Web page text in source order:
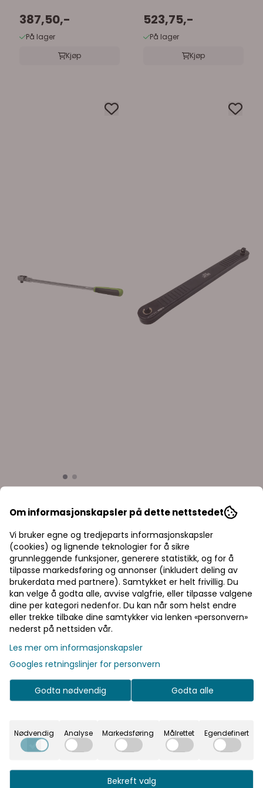
387,50,-
På lager
Kjøp
523,75,-
På lager
Kjøp
ledd 457mm S01208
629,00,-
På lager
Kjøp
1/4 og 3/8 4058-WW
1.086,25,-
På lager
Kjøp
Priser inkl. eller
ekskl. mva
velge om du vil se
prisene med eller uten
moms.
Inkl.
Ekskl.
Om informasjonskapsler på dette nettstedet
Vi bruker egne og tredjeparts informasjonskapsler
(cookies) og lignende teknologier for å sikre
grunnleggende funksjoner, generere statistikk, og for å
tilpasse markedsføring og annonser (inkludert deling av
brukerdata med partnere). Samtykket er helt frivillig. Du
kan velge å godta alle, avvise valgfrie, eller tilpasse valgene
dine per kategori nedenfor. Du kan når som helst endre
eller trekke tilbake dine samtykker via lenken «personvern»
nederst på nettsiden vår.
Les mer om informasjonskapsler
Googles retningslinjer for personvern
Godta nødvendig Godta alle
Nødvendig Analyse Markedsføring Målrettet Egendefinert
Bekreft valg